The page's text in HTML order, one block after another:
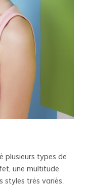
plusieurs types de
une multitude
styles très variés.